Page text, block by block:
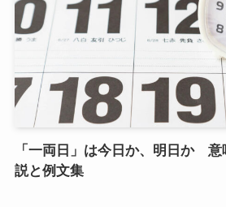
「一両日」は今日か、明日か
説と例文集